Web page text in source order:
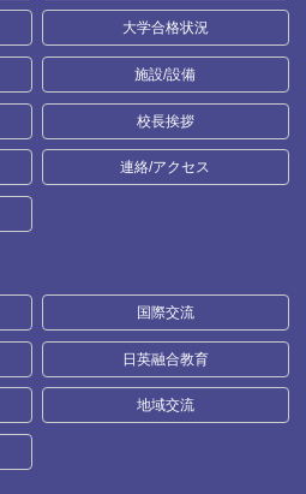
大学合格状況
施設/設備
校長挨拶
連絡/アクセス
国際交流
日英融合教育
地域交流